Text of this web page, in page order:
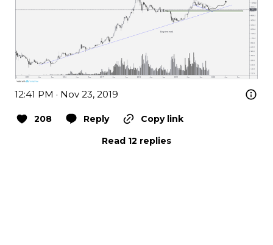
12:41 PM · Nov 23, 2019
208 Reply
Copy link
Read 12 replies